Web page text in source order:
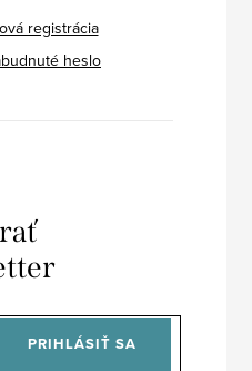
registrácia
heslo
PRIHLÁSIŤ SA